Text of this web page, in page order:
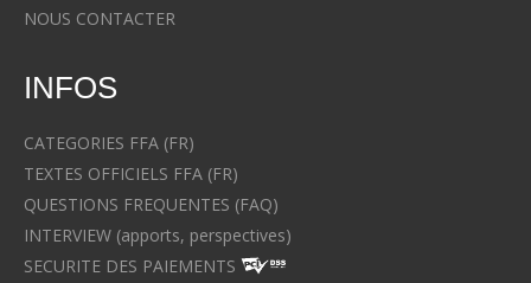
NOUS CONTACTER
INFOS
CATEGORIES FFA (FR)
TEXTES OFFICIELS FFA (FR)
QUESTIONS FREQUENTES (FAQ)
INTERVIEW (apports, perspectives)
SECURITE DES PAIEMENTS